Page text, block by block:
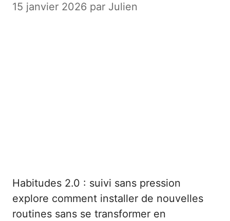
15 janvier 2026 par Julien
Habitudes 2.0 : suivi sans pression
explore comment installer de nouvelles
routines sans se transformer en